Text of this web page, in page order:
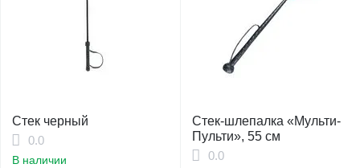
Стек черный
0.0
В наличии
Cтек-шлепалка «Мульти-
Пульти», 55 см
0.0